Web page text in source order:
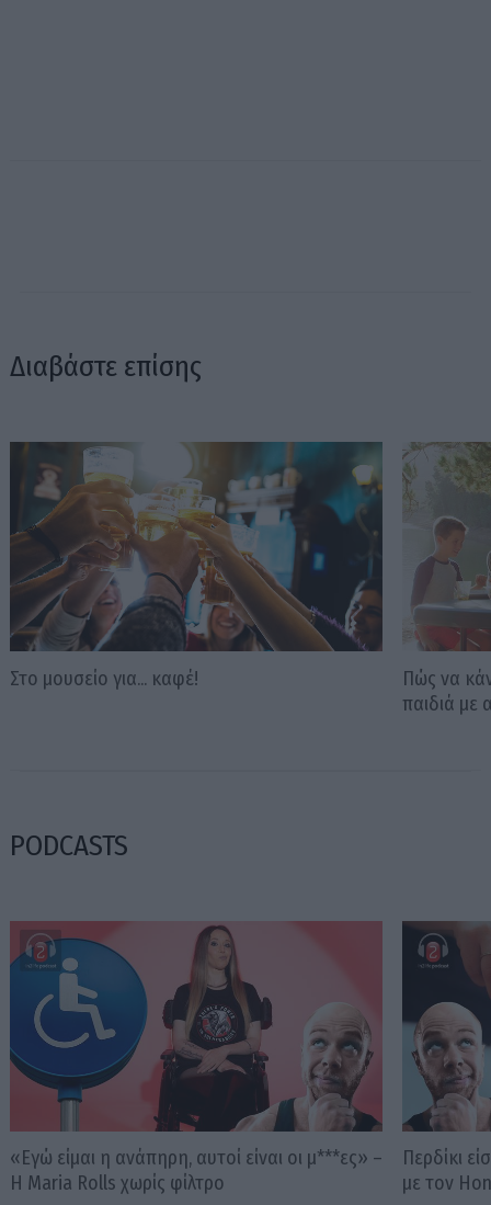
Διαβάστε επίσης
Στο μουσείο για... καφέ!
Πώς να
παιδιά με
PODCASTS
«Εγώ είμαι η ανάπηρη, αυτοί είναι οι μ***ες» –
Η Maria Rolls χωρίς φίλτρο
Περδίκι
με τον